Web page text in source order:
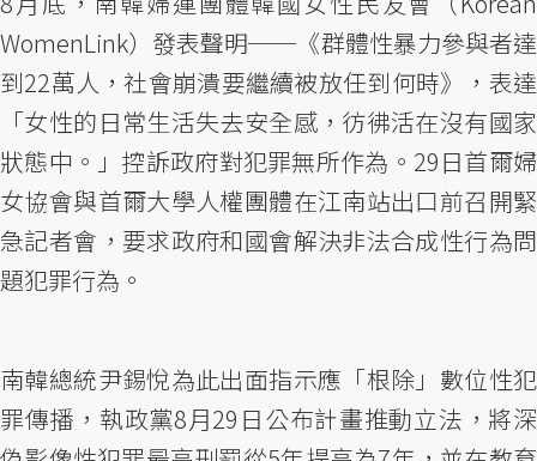
WomenLink）發表聲明──《群體性暴力參與者達
到22萬人，社會崩潰要繼續被放任到何時》，表達
「女性的日常生活失去安全感，彷彿活在沒有國家
狀態中。」控訴政府對犯罪無所作為。29日首爾婦
女協會與首爾大學人權團體在江南站出口前召開緊
急記者會，要求政府和國會解決非法合成性行為問
題犯罪行為。
南韓總統尹錫悅為此出面指示應「根除」數位性犯
罪傳播，執政黨8月29日公布計畫推動立法，將深